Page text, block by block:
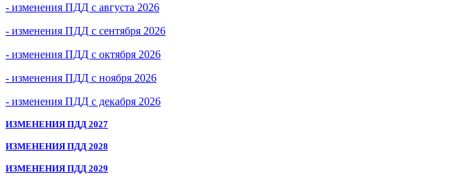
- изменения ПДД с августа 2026
- изменения ПДД с сентября 2026
- изменения ПДД с октября 2026
- изменения ПДД с ноября 2026
- изменения ПДД с декабря 2026
ИЗМЕНЕНИЯ ПДД 2027
ИЗМЕНЕНИЯ ПДД 2028
ИЗМЕНЕНИЯ ПДД 2029